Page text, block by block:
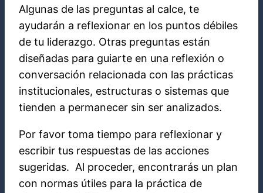
Algunas de las preguntas al calce, te
ayudarán a reflexionar en los puntos débiles
de tu liderazgo. Otras preguntas están
diseñadas para guiarte en una reflexión o
conversación relacionada con las prácticas
institucionales, estructuras o sistemas que
tienden a permanecer sin ser analizados.
Por favor toma tiempo para reflexionar y
escribir tus respuestas de las acciones
sugeridas. Al proceder, encontrarás un plan
con normas útiles para la práctica de